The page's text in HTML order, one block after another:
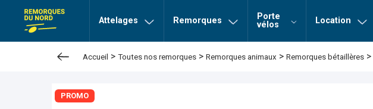
Remorques du nordAttelages Remorques
Porte
vélos
Location
Accueil > Toutes nos remorques > Remorques animaux > Remorques bétaillères >
PROMO